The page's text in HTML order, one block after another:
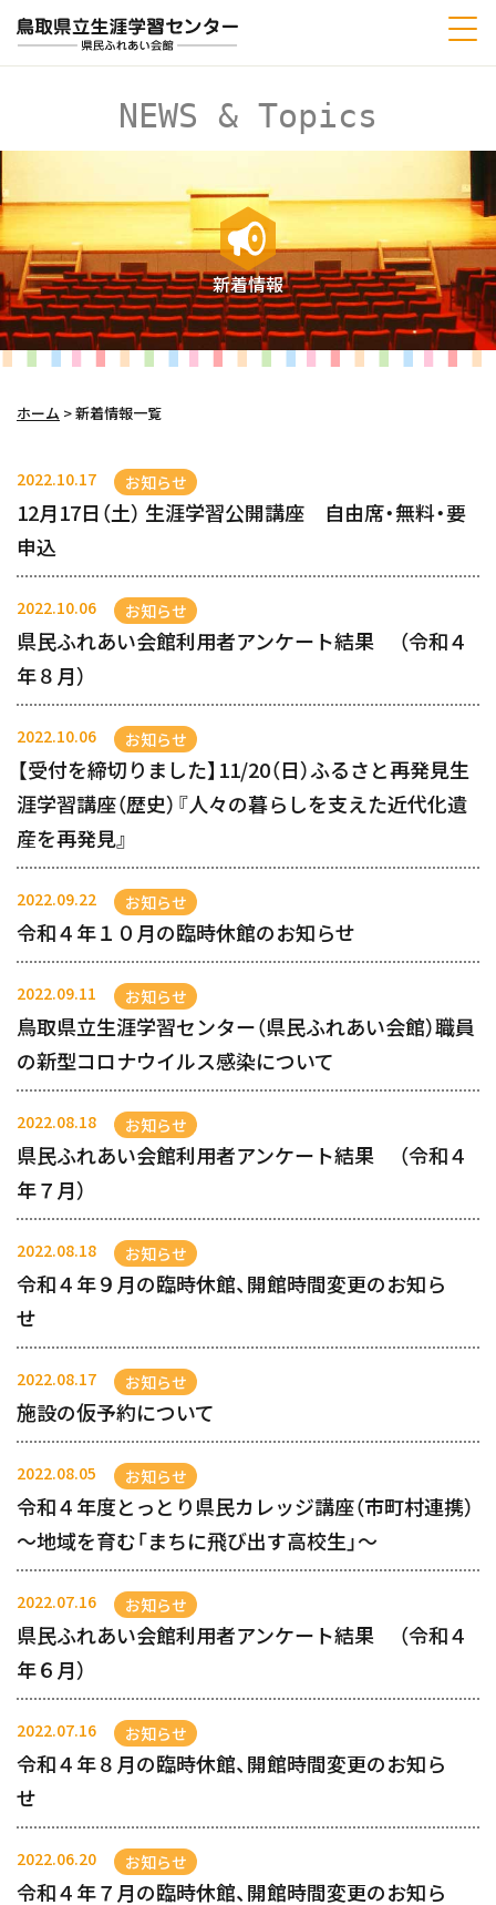
NEWS & Topics
新着情報
ホーム >新着情報一覧
2022.10.17 お知らせ
12月17日（土） 生涯学習公開講座 自由席・無料・要
申込
2022.10.06 お知らせ
県民ふれあい会館利用者アンケート結果 （令和４
年８月）
2022.10.06 お知らせ
【受付を締切りました】11/20（日）ふるさと再発見生
涯学習講座（歴史）『人々の暮らしを支えた近代化遺
産を再発見』
2022.09.22 お知らせ
令和４年１０月の臨時休館のお知らせ
2022.09.11 お知らせ
鳥取県立生涯学習センター（県民ふれあい会館）職員
の新型コロナウイルス感染について
2022.08.18 お知らせ
県民ふれあい会館利用者アンケート結果 （令和４
年７月）
2022.08.18 お知らせ
令和４年９月の臨時休館、開館時間変更のお知ら
せ
2022.08.17 お知らせ
施設の仮予約について
2022.08.05 お知らせ
令和４年度とっとり県民カレッジ講座（市町村連携）
～地域を育む「まちに飛び出す高校生」～
2022.07.16 お知らせ
県民ふれあい会館利用者アンケート結果 （令和４
年６月）
2022.07.16 お知らせ
令和４年８月の臨時休館、開館時間変更のお知ら
せ
2022.06.20 お知らせ
令和４年７月の臨時休館、開館時間変更のお知ら